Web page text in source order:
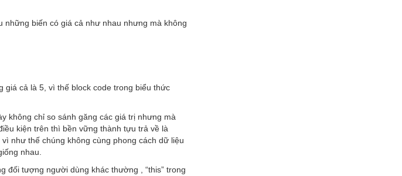
những biến có giá cả như nhau nhưng mà không
giá cả là 5, vì thế block code trong biểu thức
không chỉ so sánh găng các giá trị nhưng mà
kiện trên thì bền vững thành tựu trả về là
như thế chúng không cùng phong cách dữ liệu
nhau.
đối tượng người dùng khác thường , “this” trong